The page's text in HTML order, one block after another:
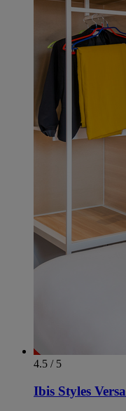
4.5 / 5
Ibis Styles